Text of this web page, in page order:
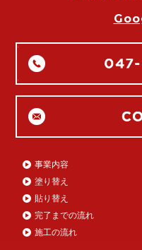
事業内容
塗り替え
貼り替え
完了までの流れ
施工の流れ